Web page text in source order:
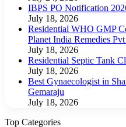
IBPS PO Notification
July 18, 2026
Residential WHO GMP
Planet India Remedies
July 18, 2026
Residential Septic Tank
July 18, 2026
Best Gynaecologist in
Gemaraju
July 18, 2026
Top Categories